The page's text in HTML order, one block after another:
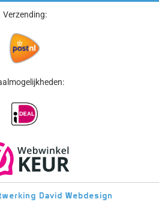
Verzending:
David Webdesign